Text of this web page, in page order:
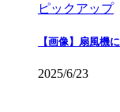
ピックアップ
【画像】扇風機
2025/6/23